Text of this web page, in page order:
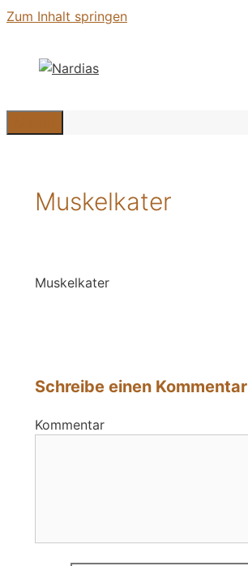
Zum Inhalt springen
Muskelkater
Muskelkater
Schreibe einen Kommentar
Kommentar